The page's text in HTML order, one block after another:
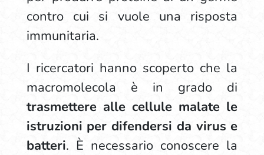
contro cui si vuole una risposta
immunitaria.
I ricercatori hanno scoperto che la
macromolecola è in grado di
trasmettere alle cellule malate le
istruzioni per difendersi da virus e
batteri. È necessario conoscere la